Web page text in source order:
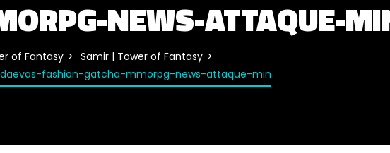
NEWS-ATTAQUE-
of Fantasy
Samir | Tower of Fantasy
fashion-gatcha-mmorpg-news-attaque-min